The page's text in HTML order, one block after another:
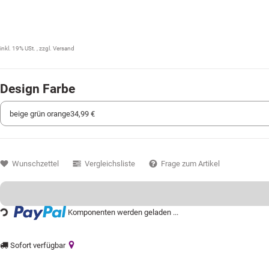
inkl. 19% USt. , zzgl. Versand
Design Farbe
Loading... Komponenten werden geladen ...
Sofort verfügbar
Wunschzettel Vergleichsliste Frage zum Artikel